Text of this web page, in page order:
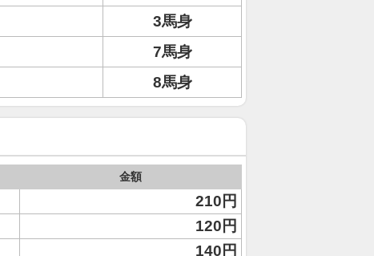
3馬身
7馬身
8馬身
金額
210円
120円
140円